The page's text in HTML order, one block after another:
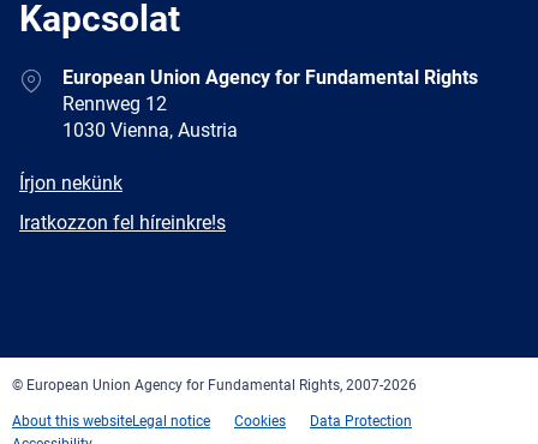
Kapcsolat
AddressEuropean Union Agency for Fundamental Rights
Rennweg 12
1030 Vienna, Austria
E-Írjon nekünk
Newsletter
Iratkozzon fel híreinkre!s
© European Union Agency for Fundamental Rights, 2007-2026
About this websiteLegal notice Cookies
Data Protection